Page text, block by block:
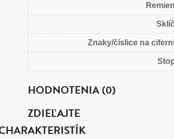
Znaky/číslice na
HODNOTENIA (0)
ZDIEĽAJTE